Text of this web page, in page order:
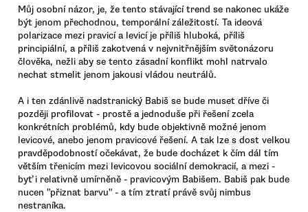
Můj osobní názor, je, že tento stávající trend se nakonec ukáže
být jenom přechodnou, temporální záležitostí. Ta ideová
polarizace mezi pravicí a levicí je příliš hluboká, příliš
principiální, a příliš zakotvená v nejvnitřnějším světonázoru
člověka, nežli aby se tento zásadní konflikt mohl natrvalo
nechat stmelit jenom jakousi vládou neutrálů.
A i ten zdánlivě nadstranický Babiš se bude muset dříve či
později profilovat - prostě a jednoduše při řešení zcela
konkrétních problémů, kdy bude objektivně možné jenom
levicové, anebo jenom pravicové řešení. A tak lze s dost velkou
pravděpodobností očekávat, že bude docházet k čím dál tím
větším třenicím mezi levicovou sociální demokracií, a mezi -
byť i relativně umírněně - pravicovým Babišem. Babiš pak bude
nucen "přiznat barvu" - a tím ztratí právě svůj nimbus
nestraníka.